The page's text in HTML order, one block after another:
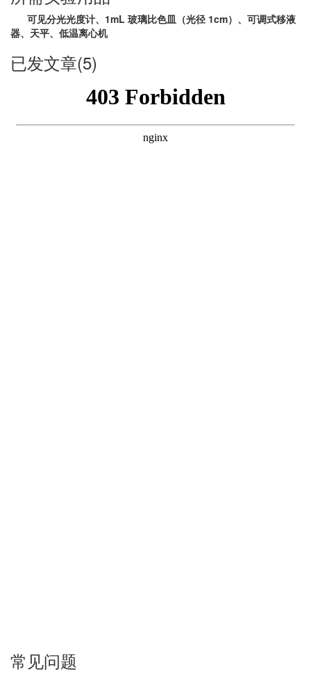
可见分光光度计、1mL 玻璃比色皿（光径 1cm）、可调式移液
器、天平、低温离心机
已发文章(5)
常见问题